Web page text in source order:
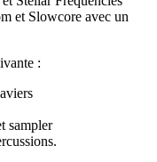
et Slowcore avec un
:
sampler